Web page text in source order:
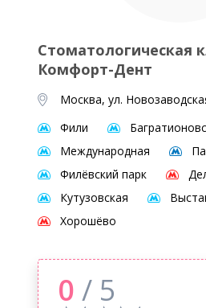
Стоматологическая
Комфорт-Дент
Москва, ул.
Фили
Международная
Филёвский парк
Кутузовская
Хорошёво
0 / 5